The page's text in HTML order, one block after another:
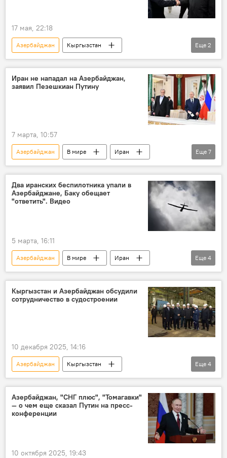
17 мая, 22:18
Азербайджан
Кыргызстан
Садыр Жапаров
рабочий визит
Еще 2
Иран не нападал на Азербайджан,
заявил Пезешкиан Путину
7 марта, 10:57
Азербайджан В мире
Иран
Масуд Пезешкиан
Владимир Путин
опровержение
Израиль
США
Еще 7
Два иранских беспилотника упали в
Азербайджане, Баку обещает
"ответить". Видео
5 марта, 16:11
Азербайджан В мире
Иран
БПЛА
беспилотники
дроны
Еще 4
Кыргызстан и Азербайджан обсудили
сотрудничество в судостроении
10 декабря 2025, 14:16
Азербайджан
Кыргызстан
сотрудничество
перспективы
судостроение
эксплуатация
Еще 4
Азербайджан, "СНГ плюс", "Томагавки"
— о чем еще сказал Путин на пресс-
конференции
10 октября 2025, 19:43